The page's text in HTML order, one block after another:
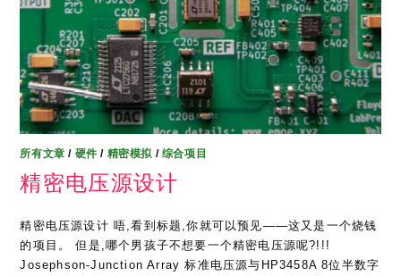
所有文章 / 硬件 / 精密模拟 / 综合项目
精密电压源设计
精密电压源设计 唔,看到标题,你就可以预见——这又是一个烧钱
的项目。 但是,哪个男孩子不想要一个精密电压源呢?!!!
Josephson-Junction Array 标准电压源与HP3458A 8位半数字